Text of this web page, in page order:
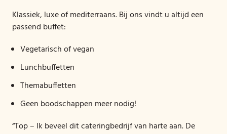
Klassiek, luxe of mediterraans. Bij ons vindt u altijd een
passend buffet:
Vegetarisch of vegan
Lunchbuffetten
Themabuffetten
Geen boodschappen meer nodig!
“Top – Ik beveel dit cateringbedrijf van harte aan. De